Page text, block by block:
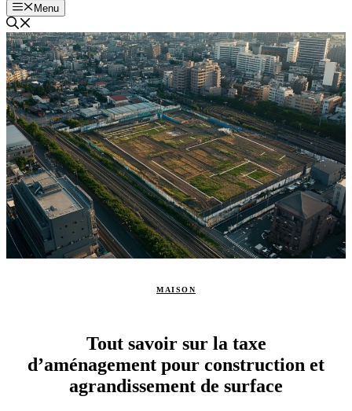
Menu
MAISON
Tout savoir sur la taxe
d’aménagement pour construction et
agrandissement de surface